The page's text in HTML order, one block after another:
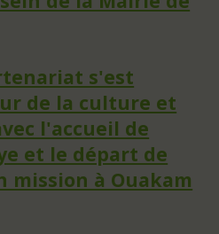
s'est
de la culture et
l'accueil de
et le départ de
mission à Ouakam